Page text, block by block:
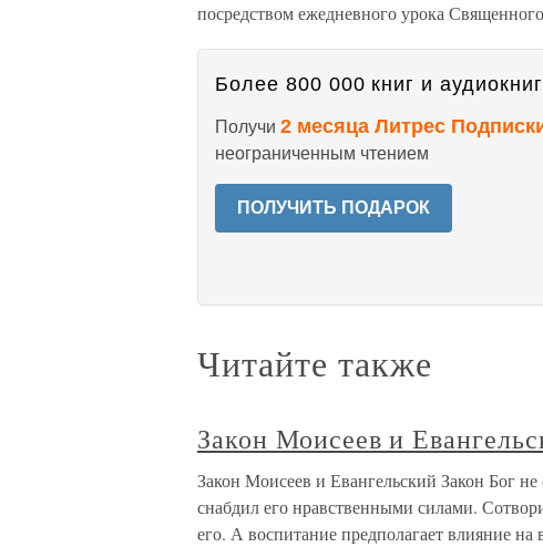
посредством ежедневного урока
Более 800 000 книг и
Получи 2 месяца Литрес
неограниченным чтением
ПОЛУЧИТЬ ПОДАРОК
Читайте также
Закон Моисеев и
Закон Моисеев и Евангельский Закон Бог
снабдил его нравственными силами.
его. А воспитание предполагает влияние